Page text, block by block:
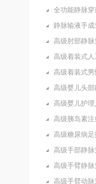
全功能静脉
静脉输液手
高级肘部静
高级着装式
高级着装式
高级婴儿护理
高级胰岛素
高级糖尿病
高级手部静
高级手臂静